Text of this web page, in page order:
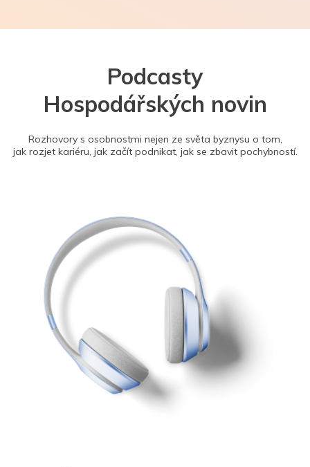
Podcasty
Hospodářských novin
Rozhovory s osobnostmi nejen ze světa byznysu o tom,
jak rozjet kariéru, jak začít podnikat, jak se zbavit pochybností.